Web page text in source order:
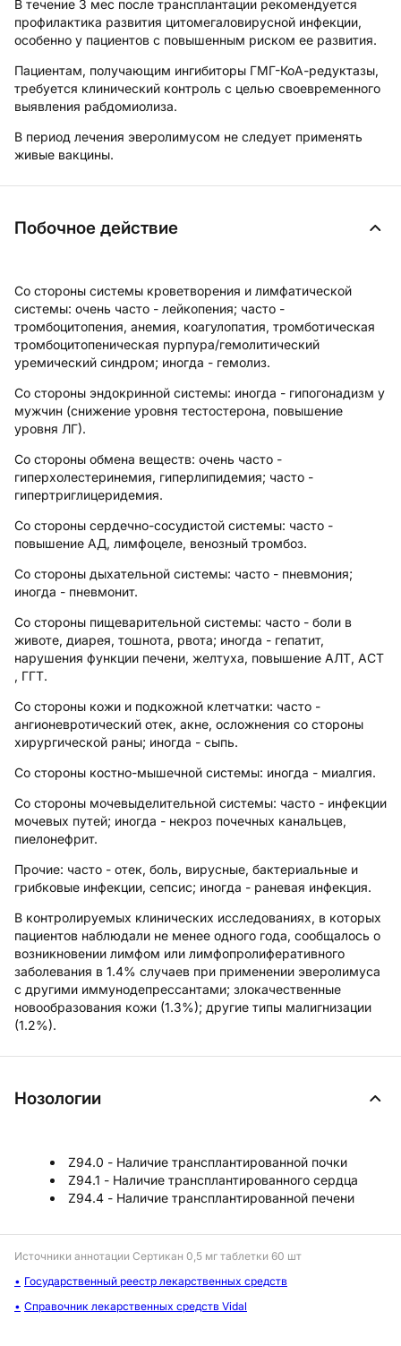
В течение 3 мес после трансплантации рекомендуется
профилактика развития цитомегаловирусной инфекции,
особенно у пациентов с повышенным риском ее развития.
Пациентам, получающим ингибиторы ГМГ-КоА-редуктазы,
требуется клинический контроль с целью своевременного
выявления рабдомиолиза.
В период лечения эверолимусом не следует применять
живые вакцины.
Побочное действие
Со стороны системы кроветворения и лимфатической
системы: очень часто - лейкопения; часто -
тромбоцитопения, анемия, коагулопатия, тромботическая
тромбоцитопеническая пурпура/гемолитический
уремический синдром; иногда - гемолиз.
Со стороны эндокринной системы: иногда - гипогонадизм у
мужчин (снижение уровня тестостерона, повышение
уровня ЛГ).
Со стороны обмена веществ: очень часто -
гиперхолестеринемия, гиперлипидемия; часто -
гипертриглицеридемия.
Со стороны сердечно-сосудистой системы: часто -
повышение АД, лимфоцеле, венозный тромбоз.
Со стороны дыхательной системы: часто - пневмония;
иногда - пневмонит.
Со стороны пищеварительной системы: часто - боли в
животе, диарея, тошнота, рвота; иногда - гепатит,
нарушения функции печени, желтуха, повышение АЛТ, ACT
, ГГТ.
Со стороны кожи и подкожной клетчатки: часто -
ангионевротический отек, акне, осложнения со стороны
хирургической раны; иногда - сыпь.
Со стороны костно-мышечной системы: иногда - миалгия.
Со стороны мочевыделительной системы: часто - инфекции
мочевых путей; иногда - некроз почечных канальцев,
пиелонефрит.
Прочие: часто - отек, боль, вирусные, бактериальные и
грибковые инфекции, сепсис; иногда - раневая инфекция.
В контролируемых клинических исследованиях, в которых
пациентов наблюдали не менее одного года, сообщалось о
возникновении лимфом или лимфопролиферативного
заболевания в 1.4% случаев при применении эверолимуса
с другими иммунодепрессантами; злокачественные
новообразования кожи (1.3%); другие типы малигнизации
(1.2%).
Нозологии
Z94.0 - Наличие трансплантированной почки
Z94.1 - Наличие трансплантированного сердца
Z94.4 - Наличие трансплантированной печени
Источники аннотации Сертикан 0,5 мг таблетки 60 шт
Государственный реестр лекарственных средств
Справочник лекарственных средств Vidal